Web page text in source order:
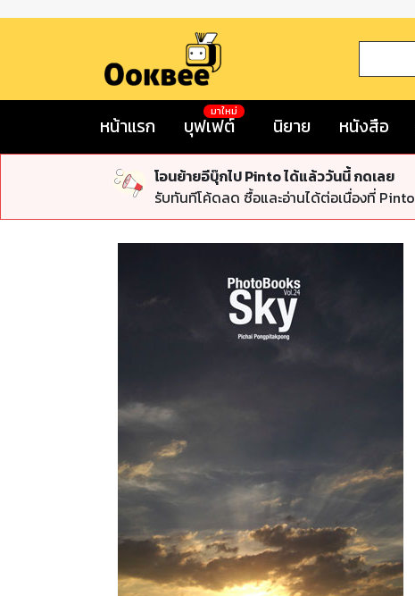
หน้าแรก บุฟเฟต์
มาใหม่
นิยาย หนังสือ
โอนย้ายอีบุ๊กไป Pinto ได้แล้ววันนี้ กดเลย
รับทันทีโค้ดลด ซื้อและอ่านได้ต่อเนื่องที่ Pinto